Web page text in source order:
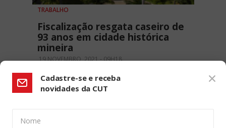
TRABALHO
Fiscalização resgata caseiro de
93 anos em cidade histórica
mineira
19 NOVEMBRO, 2021 - 09H18
Cadastre-se e receba
novidades da CUT
Nome